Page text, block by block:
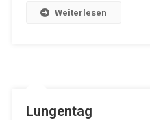
Weiterlesen
Lungentag